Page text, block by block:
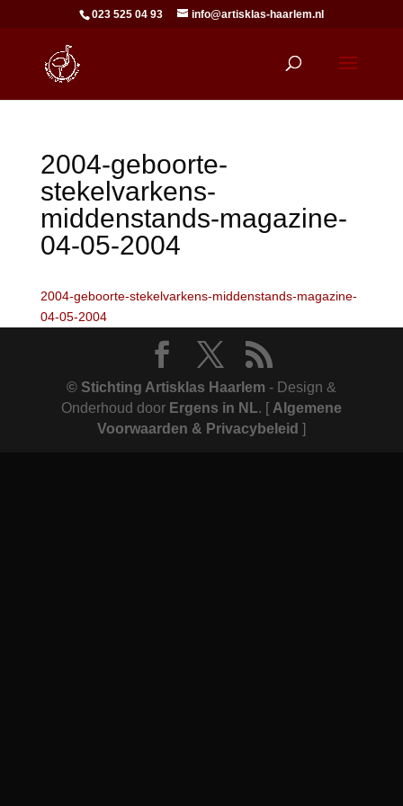
023 525 04 93 info@artisklas-haarlem.nl
2004-geboorte-
stekelvarkens-
middenstands-magazine-
04-05-2004
2004-geboorte-stekelvarkens-middenstands-magazine-
04-05-2004
© Stichting Artisklas Haarlem - Design &
Onderhoud door Ergens in NL. [ Algemene
Voorwaarden & Privacybeleid ]